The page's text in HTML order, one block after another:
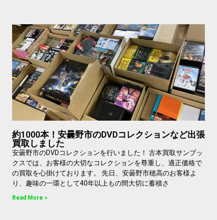
約1000本！安曇野市のDVDコレクションなど出張
買取しました
安曇野市のDVDコレクションを行いました！ 古本買取サンブッ
クスでは、お客様の大切なコレクションを尊重し、適正価格で
の買取を心掛けております。 先日、安曇野市穂高のお客様よ
り、趣味の一環として40年以上もの間大切に蓄積さ
Read More »